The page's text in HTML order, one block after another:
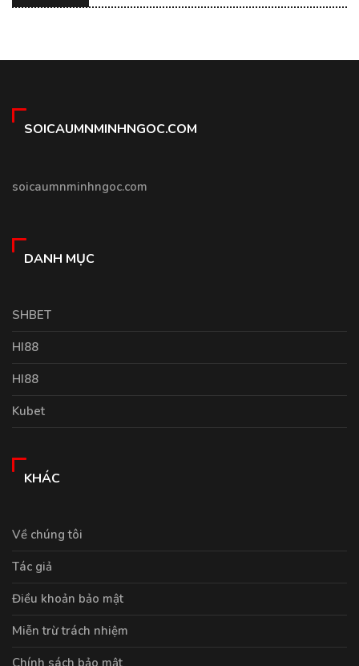
SOICAUMNMINHNGOC.COM
soicaumnminhngoc.com
DANH MỤC
SHBET
HI88
HI88
Kubet
KHÁC
Về chúng tôi
Tác giả
Điều khoản bảo mật
Miễn trừ trách nhiệm
Chính sách bảo mật